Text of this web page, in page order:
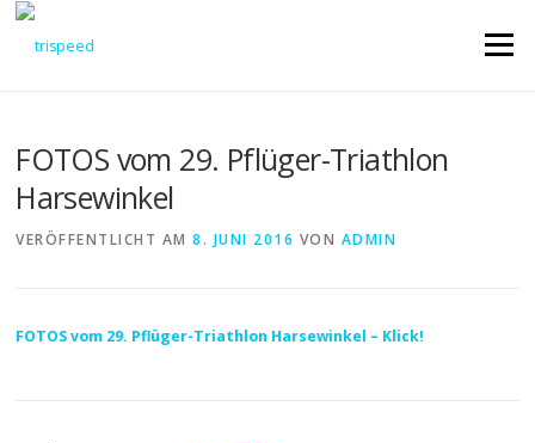
Direkt
Menü
FOTOS vom 29. Pflüger-Triathlon
Harsewinkel
VERÖFFENTLICHT AM8. JUNI 2016 VON ADMIN
FOTOS vom 29. Pflüger-Triathlon Harsewinkel – Klick!